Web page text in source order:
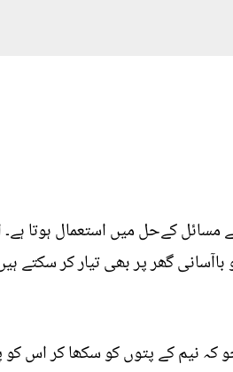
کے مسائل کےحل میں استعمال
گھر پر بھی تیار کر سکتے
کہ نیم کے پتوں کو سکھا کر اس کو